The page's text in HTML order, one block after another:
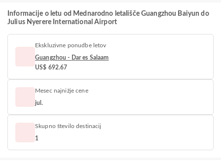
Informacije o letu od Mednarodno letališče Guangzhou Baiyun do
Julius Nyerere International Airport
Ekskluzivne ponudbe letov
Guangzhou - Dar es Salaam
US$ 692.67
Mesec najnižje cene
jul.
Skupno število destinacij
1